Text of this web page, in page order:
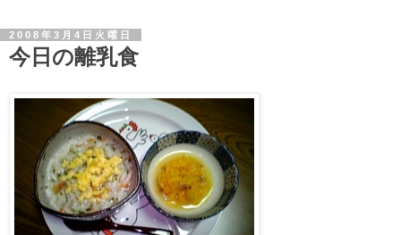
2008年3月4日火曜日
今日の離乳食